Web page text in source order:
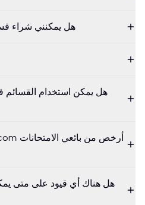
هل يمكنني شراء
هل يمكن استخدام
هل هناك أي قيود على متى